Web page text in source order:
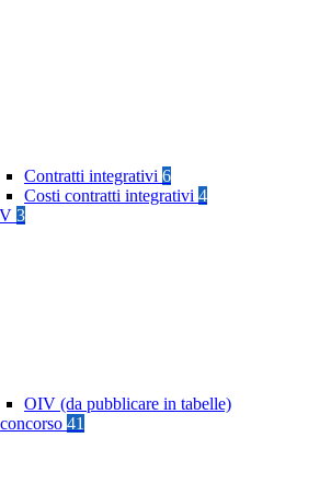
Contratti integrativi 6
Costi contratti integrativi 4
3
OIV (da pubblicare in tabelle)
41